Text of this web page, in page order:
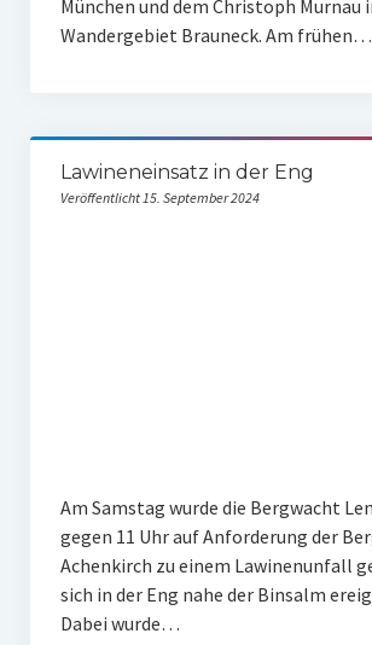
München und dem Christoph Murnau
Wandergebiet Brauneck. Am frühen…
Lawineneinsatz in der Eng
Veröffentlicht 15. September 2024
Am Samstag wurde die Bergwacht
gegen 11 Uhr auf Anforderung der
Achenkirch zu einem Lawinenunfall
sich in der Eng nahe der Binsalm
Dabei wurde…